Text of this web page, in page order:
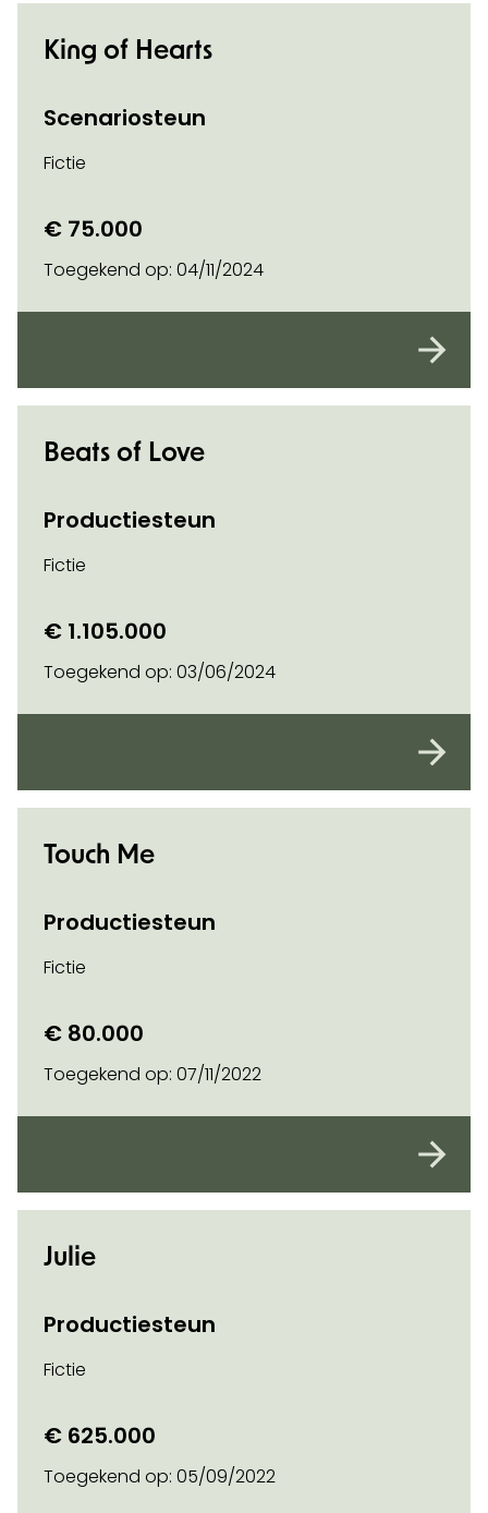
King of Hearts
Scenariosteun
Fictie
€ 75.000
Toegekend op: 04/11/2024
Beats of Love
Productiesteun
Fictie
€ 1.105.000
Toegekend op: 03/06/2024
Touch Me
Productiesteun
Fictie
€ 80.000
Toegekend op: 07/11/2022
Julie
Productiesteun
Fictie
€ 625.000
Toegekend op: 05/09/2022